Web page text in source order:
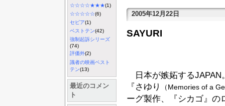
☆☆☆☆★★★(1)
☆☆☆☆☆(6)
セピア(1)
ベストテン(42)
強制起訴シリーズ
(74)
評価外(2)
識者の映画ベスト
テン(13)
最近のコメン
ト
2005年12月22日
SAYURI
日本が嫉妬する
『さゆり
（Memories of a
ーグ製作、『シカゴ』の